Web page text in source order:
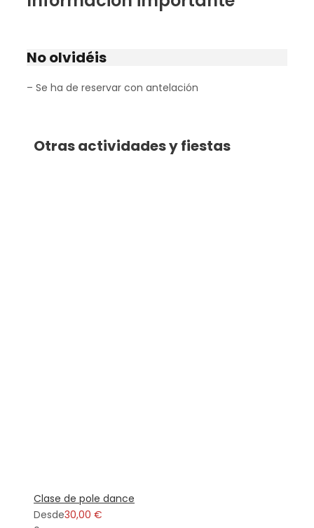
No olvidéis
– Se ha de reservar con antelación
Otras actividades y fiestas
Clase de pole dance
Desde30,00 €